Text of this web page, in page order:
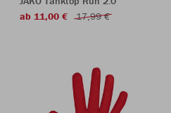
ab 11,00 €
17,99 €